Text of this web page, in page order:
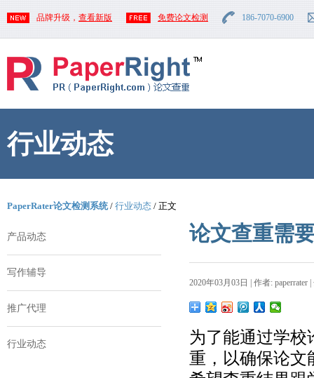
品牌升级， 查看新版 免费论文检测 186-7070-6900
行业动态
PaperRater论文检测系统/ 行业动态 / 正文
产品动态
写作辅导
推广代理
行业动态
论文查重需
2020年03月03日 | 作者: paperrater
为了能通过学
重，以确保论文